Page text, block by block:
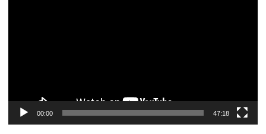
00:00 47:18